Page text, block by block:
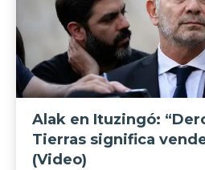
Alak en Ituzingó:
Tierras significa
(Video)